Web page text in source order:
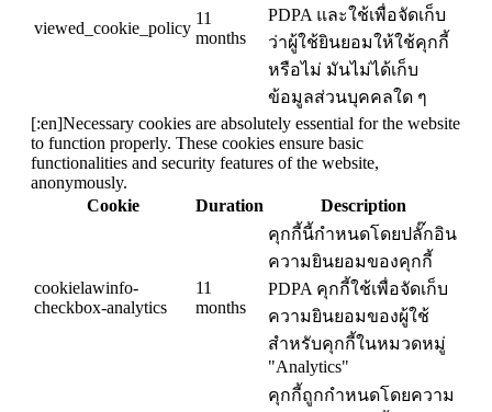
viewed_cookie_policy
11
months
PDPA และใช้เพื่อจัดเก็บ
ว่าผู้ใช้ยินยอมให้ใช้คุกกี้
หรือไม่ มันไม่ได้เก็บ
ข้อมูลส่วนบุคคลใด ๆ
[:en]Necessary cookies are absolutely essential for the website
to function properly. These cookies ensure basic
functionalities and security features of the website,
anonymously.
Cookie
Duration Description
cookielawinfo-
checkbox-analytics
11
months
คุกกี้นี้กำหนดโดยปลั๊กอิน
ความยินยอมของคุกกี้
PDPA คุกกี้ใช้เพื่อจัดเก็บ
ความยินยอมของผู้ใช้
สำหรับคุกกี้ในหมวดหมู่
"Analytics"
คุกกี้ถูกกำหนดโดยความ